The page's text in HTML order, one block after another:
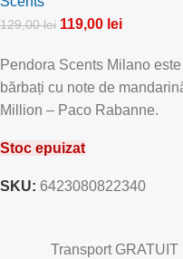
129,00lei 119,00 lei
Pendora Scents Milano
bărbați cu note de
Million – Paco Rabanne.
Stoc epuizat
SKU: 6423080822340
Transport